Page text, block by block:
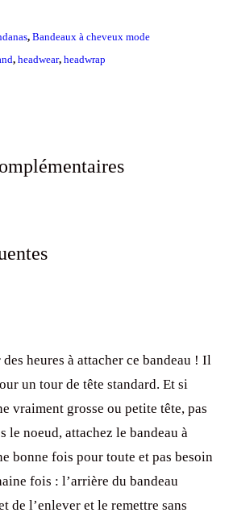
, Bandeaux à cheveux mode
, headwear, headwrap
des heures à attacher ce bandeau ! Il
un tour de tête standard. Et si
vraiment grosse ou petite tête, pas
le noeud, attachez le bandeau à
bonne fois pour toute et pas besoin
fois : l’arrière du bandeau
de l’enlever et le remettre sans